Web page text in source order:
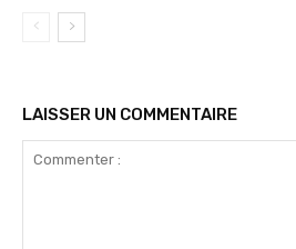
LAISSER UN COMMENTAIRE